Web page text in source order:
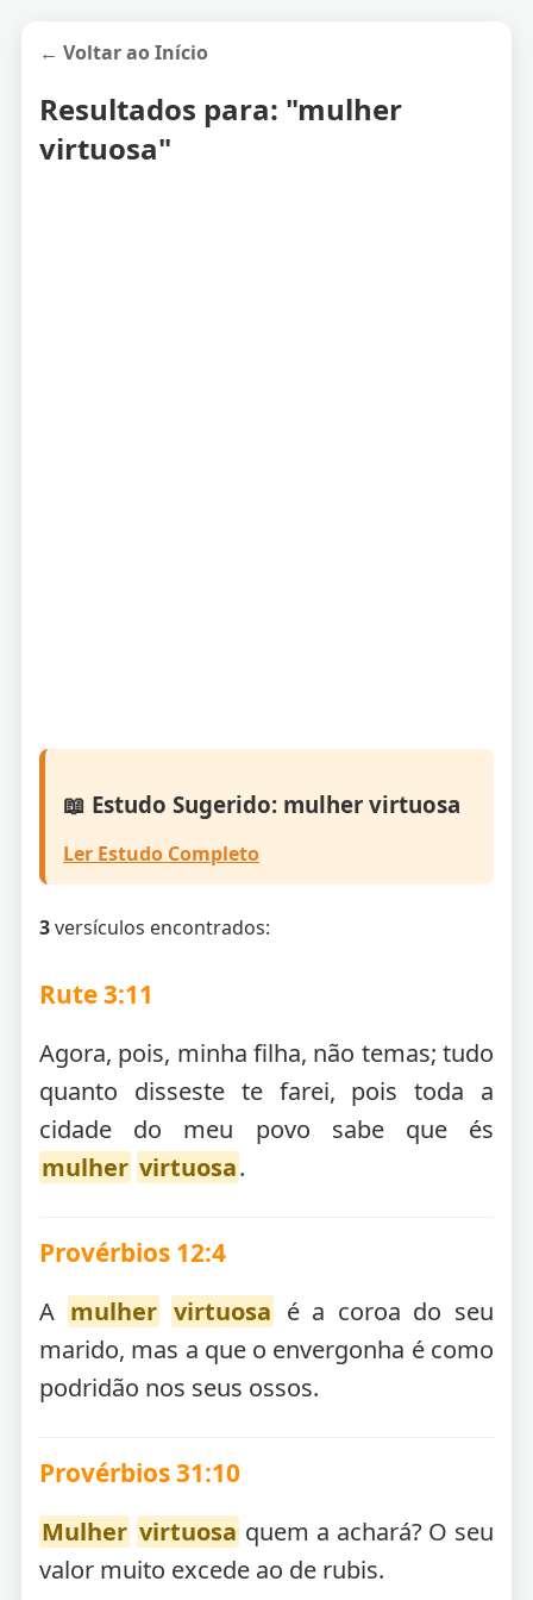
← Voltar ao Início
Resultados para: "mulher
virtuosa"
📖 Estudo Sugerido: mulher virtuosa
Ler Estudo Completo
3versículos encontrados:
Rute 3:11
Agora, pois, minha filha, não temas; tudo
quanto disseste te farei, pois toda a
cidade do meu povo sabe que és
mulher virtuosa.
Provérbios 12:4
A mulher virtuosa é a coroa do seu
marido, mas a que o envergonha é como
podridão nos seus ossos.
Provérbios 31:10
Mulher virtuosa quem a achará? O seu
valor muito excede ao de rubis.